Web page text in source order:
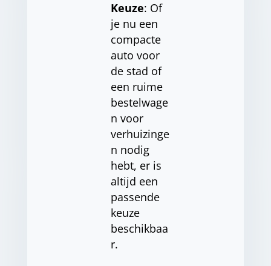
Keuze: Of
je nu een
compacte
auto voor
de stad of
een ruime
bestelwage
n voor
verhuizinge
n nodig
hebt, er is
altijd een
passende
keuze
beschikbaa
r.